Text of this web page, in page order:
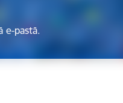
e-pastā.